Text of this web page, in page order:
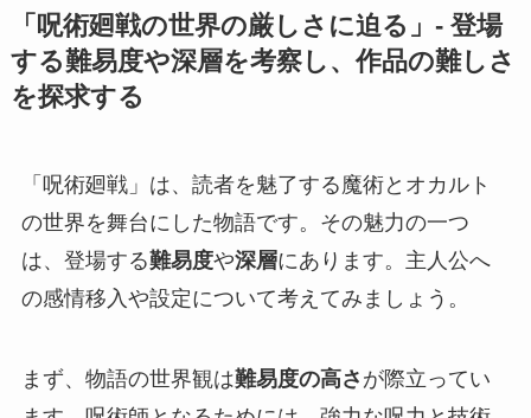
「呪術廻戦の世界の厳しさに迫る」- 登場
する難易度や深層を考察し、作品の難しさ
を探求する
「呪術廻戦」は、読者を魅了する魔術とオカルト
の世界を舞台にした物語です。その魅力の一つ
は、登場する難易度や深層にあります。主人公へ
の感情移入や設定について考えてみましょう。
まず、物語の世界観は難易度の高さ が際立ってい